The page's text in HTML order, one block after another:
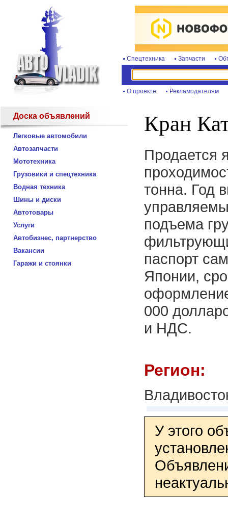
Спецтехника Запчасти
О проекте Рекламодателям
Доска объявлений
Легковые автомобили
Автозапчасти
Мототехника
Грузовики и спецтехника
Водная техника
Шины и диски
Автотовары
Услуги
Автобизнес, партнерство
Вакансии
Гаражи и стоянки
Кран
Продается
тонна. Год
подъема
паспорт
Японии,
000
и НДС.
Регион:
У этого